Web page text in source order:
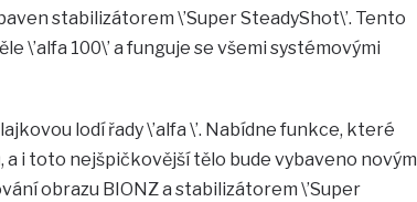
stabilizátorem \’Super SteadyShot\’. Tento
\’alfa 100\’ a funguje se všemi systémovými
lodí řady \’alfa \’. Nabídne funkce, které
i toto nejšpičkovější tělo bude vybaveno novým
obrazu BIONZ a stabilizátorem \’Super